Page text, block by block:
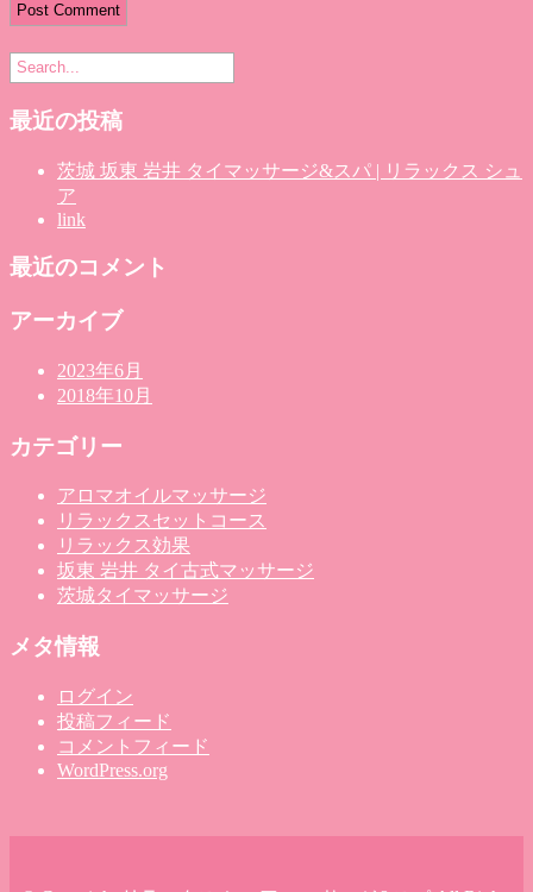
最近の投稿
茨城 坂東 岩井 タイマッサージ&スパ | リラックス シュ
ア
link
最近のコメント
アーカイブ
2023年6月
2018年10月
カテゴリー
アロマオイルマッサージ
リラックスセットコース
リラックス効果
坂東 岩井 タイ古式マッサージ
茨城タイマッサージ
メタ情報
ログイン
投稿フィード
コメントフィード
WordPress.org